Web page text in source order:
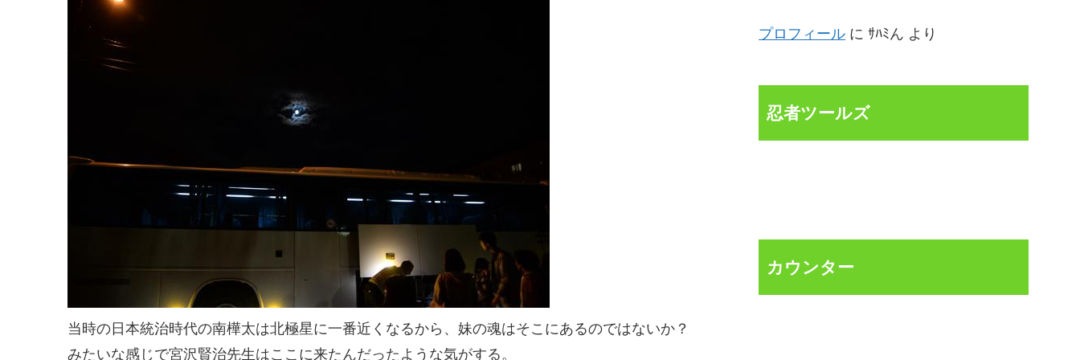
当時の日本統治時代の南樺太は北極星に一番近くなるから、妹の魂はそこにあるのではないか？
みたいな感じで宮沢賢治先生はここに来たんだったような気がする。
プロフィール に ｻﾊﾐん より
忍者ツールズ
カウンター